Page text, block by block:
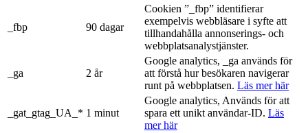
_fbp 90 dagar
Cookien ”_fbp” identifierar
exempelvis webbläsare i syfte att
tillhandahålla annonserings- och
webbplatsanalystjänster.
_ga 2 år
Google analytics, _ga används för
att förstå hur besökaren navigerar
runt på webbplatsen. Läs mer här
_gat_gtag_UA_* 1 minut
Google analytics, Används för att
spara ett unikt användar-ID. Läs
mer här